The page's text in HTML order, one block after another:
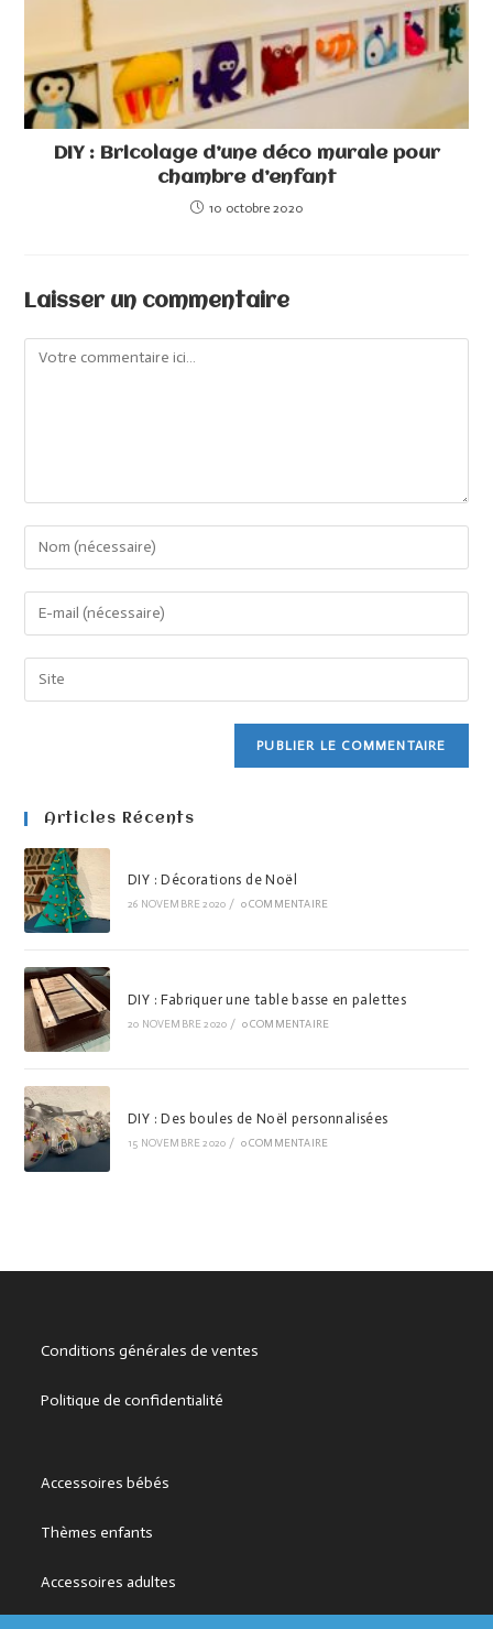
DIY : Bricolage d’une déco murale pour
chambre d’enfant
10 octobre 2020
Laisser un commentaire
Articles Récents
DIY : Décorations de Noël
26 NOVEMBRE 2020 / 0 COMMENTAIRE
DIY : Fabriquer une table basse en palettes
20 NOVEMBRE 2020 / 0 COMMENTAIRE
DIY : Des boules de Noël personnalisées
15 NOVEMBRE 2020 / 0 COMMENTAIRE
Conditions générales de ventes
Politique de confidentialité
Accessoires bébés
Thèmes enfants
Accessoires adultes